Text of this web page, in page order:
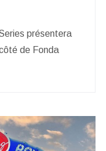
présentera
de Fonda